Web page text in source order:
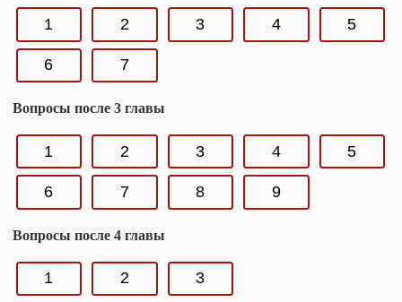
1 2 3 4 5
6 7
Вопросы после 3 главы
1 2 3 4 5
6 7 8 9
Вопросы после 4 главы
1 2 3